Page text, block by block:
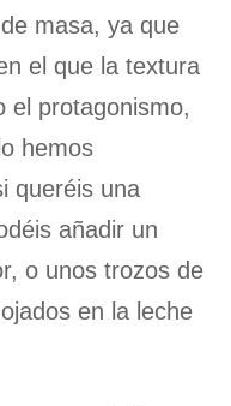
masa, ya que
el que la textura
el protagonismo,
hemos
queréis una
añadir un
o unos trozos de
en la leche